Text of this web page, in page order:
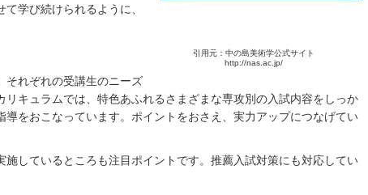
引用元：中の島美術学公式サイト
http://nas.ac.jp/
学び続けられるように、
それぞれの受講生のニーズ
キュラムでは、特色あふれるさまざまな専攻別の入試内容をしっか
をおこなっています。ポイントをおさえ、実力アップにつなげてい
しているところも注目ポイントです。推薦入試対策にも対応してい